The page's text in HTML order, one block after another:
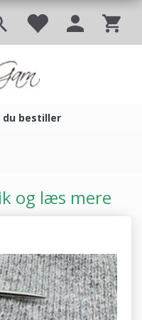
du bestiller
og læs mere